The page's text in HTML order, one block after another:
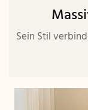
Sein Stil